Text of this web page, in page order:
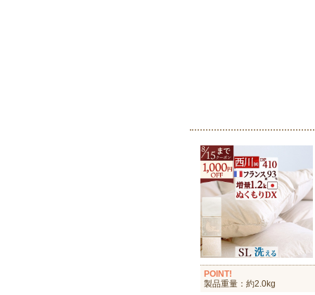
POINT!
製品重量：約2.0kg